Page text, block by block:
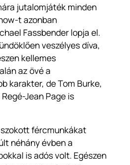
jutalomjáték minden
t azonban
Fassbender lopja el.
veszélyes díva,
kellemes
az övé a
karakter, de Tom Burke,
Jean Page is
fércmunkákat
néhány évben a
is adós volt. Egészen